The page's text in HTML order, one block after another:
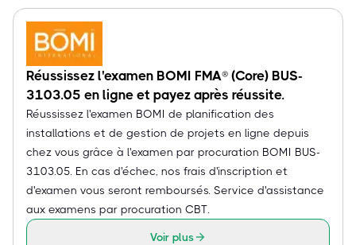
Réussissez l'examen BOMI FMA® (Core) BUS-
3103.05 en ligne et payez après réussite.
Réussissez l'examen BOMI de planification des
installations et de gestion de projets en ligne depuis
chez vous grâce à l'examen par procuration BOMI BUS-
3103.05. En cas d'échec, nos frais d'inscription et
d'examen vous seront remboursés. Service d'assistance
aux examens par procuration CBT.
Voir plus